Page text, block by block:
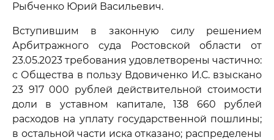
Рыбченко Юрий Васильевич.
Вступившим в законную силу решением
Арбитражного суда Ростовской области от
23.05.2023 требования удовлетворены частично:
с Общества в пользу Вдовиченко И.С. взыскано
23 917 000 рублей действительной стоимости
доли в уставном капитале, 138 660 рублей
расходов на уплату государственной пошлины;
в остальной части иска отказано; распределены